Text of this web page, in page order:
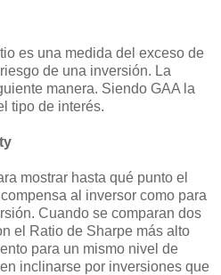
es una medida del exceso de
de una inversión. La
manera. Siendo GAA la
tipo de interés.
mostrar hasta qué punto el
al inversor como para
Cuando se comparan dos
el Ratio de Sharpe más alto
para un mismo nivel de
inclinarse por inversiones que